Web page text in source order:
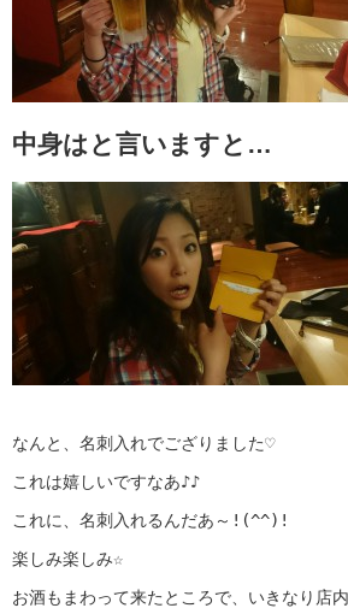
中身はと言いますと…
なんと、名刺入れでござりました♡
これは嬉しいですなあ♪♪
これに、名刺入れるんだあ～!(^^)!
楽しみ楽しみ☆
お酒もまわって来たところで、いきなり